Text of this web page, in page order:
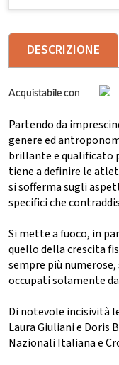
DESCRIZIONE
Acquistabile con
Partendo da
genere ed
brillante e qualificato
tiene a definire le
si sofferma sugli
specifici che
Si mette a fuoco, in
quello della crescita
sempre più
occupati solamente
Di notevole incisività
Laura Giuliani e Doris
Nazionali Italiana e